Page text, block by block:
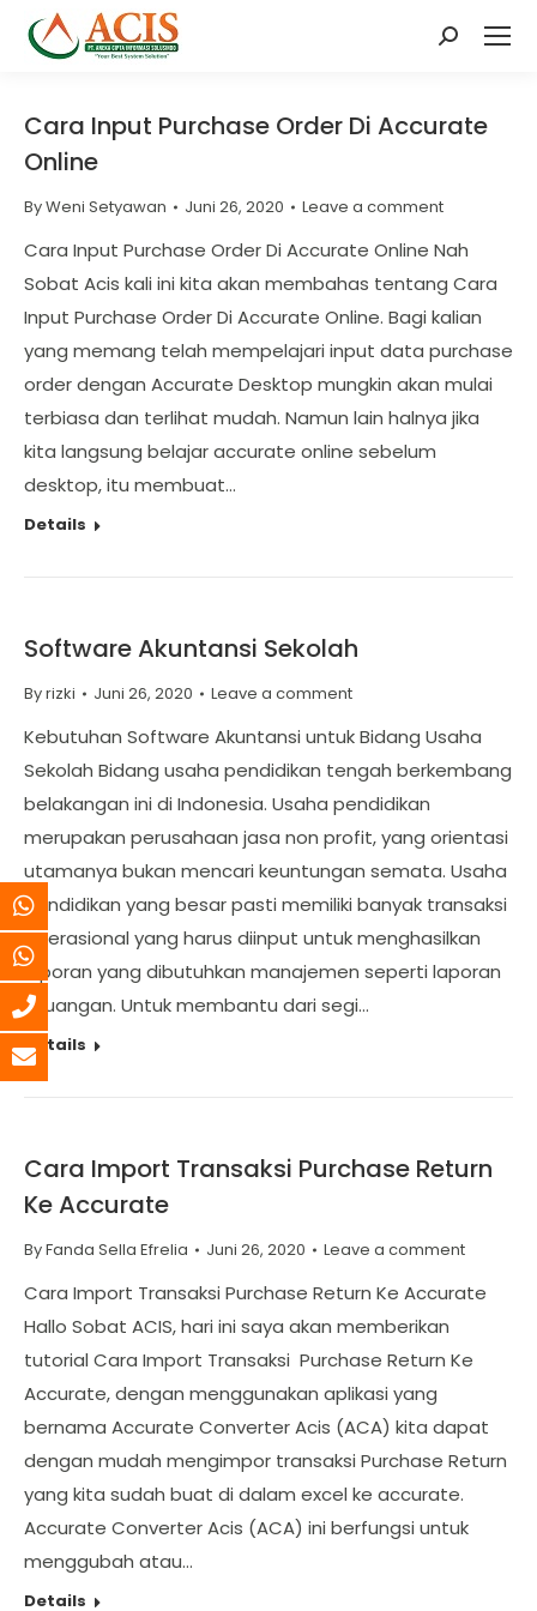
Search:
Cara Input Purchase Order Di Accurate
Online
ByWeni Setyawan Juni 26, 2020 Leave a comment
Cara Input Purchase Order Di Accurate Online Nah
Sobat Acis kali ini kita akan membahas tentang Cara
Input Purchase Order Di Accurate Online. Bagi kalian
yang memang telah mempelajari input data purchase
order dengan Accurate Desktop mungkin akan mulai
terbiasa dan terlihat mudah. Namun lain halnya jika
kita langsung belajar accurate online sebelum
desktop, itu membuat…
Details
Software Akuntansi Sekolah
Byrizki Juni 26, 2020 Leave a comment
Kebutuhan Software Akuntansi untuk Bidang Usaha
Sekolah Bidang usaha pendidikan tengah berkembang
belakangan ini di Indonesia. Usaha pendidikan
merupakan perusahaan jasa non profit, yang orientasi
utamanya bukan mencari keuntungan semata. Usaha
pendidikan yang besar pasti memiliki banyak transaksi
operasional yang harus diinput untuk menghasilkan
laporan yang dibutuhkan manajemen seperti laporan
keuangan. Untuk membantu dari segi…
Details
Cara Import Transaksi Purchase Return
Ke Accurate
ByFanda Sella Efrelia Juni 26, 2020 Leave a comment
Cara Import Transaksi Purchase Return Ke Accurate
Hallo Sobat ACIS, hari ini saya akan memberikan
tutorial Cara Import Transaksi Purchase Return Ke
Accurate, dengan menggunakan aplikasi yang
bernama Accurate Converter Acis (ACA) kita dapat
dengan mudah mengimpor transaksi Purchase Return
yang kita sudah buat di dalam excel ke accurate.
Accurate Converter Acis (ACA) ini berfungsi untuk
menggubah atau…
Details